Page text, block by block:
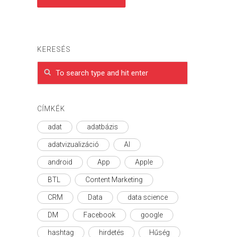
KERESÉS
CÍMKÉK
adat adatbázis
adatvizualizáció AI
android App Apple
BTL Content Marketing
CRM Data data science
DM Facebook google
hashtag hirdetés Hűség